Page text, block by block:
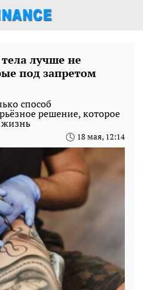
тела лучше не
под запретом
способ
решение, которое
жизнь
18 мая, 12:14